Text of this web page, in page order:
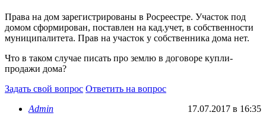
Права на дом зарегистрированы в Росреестре. Участок под
домом сформирован, поставлен на кад.учет, в собственности
муниципалитета. Прав на участок у собственника дома нет.
Что в таком случае писать про землю в договоре купли-
продажи дома?
Задать свой вопрос Ответить на вопрос
17.07.2017 в 16:35
Admin